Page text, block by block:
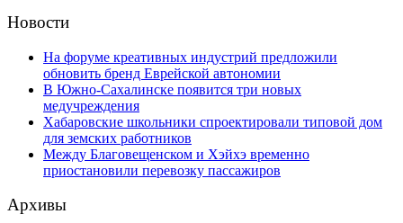
Новости
На форуме креативных индустрий предложили
обновить бренд Еврейской автономии
В Южно-Сахалинске появится три новых
медучреждения
Хабаровские школьники спроектировали типовой дом
для земских работников
Между Благовещенском и Хэйхэ временно
приостановили перевозку пассажиров
Архивы